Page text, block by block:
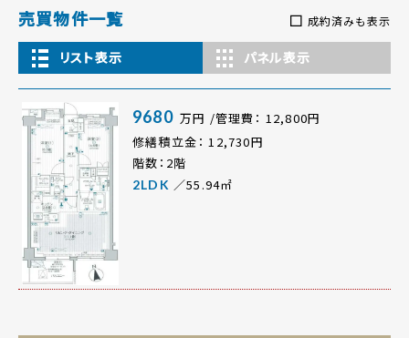
売買物件一覧 成約済みも表示
リスト表示 パネル表示
9680 万円 /管理費： 12,800円
修繕積立金： 12,730円
階数：2階
2LDK ／55.94㎡